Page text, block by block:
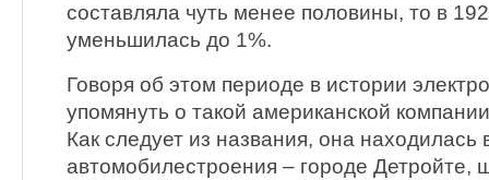
составляла чуть менее половины, то в
уменьшилась до 1%.
Говоря об этом периоде в истории
упомянуть о такой американской
Как следует из названия, она находилась
автомобилестроения – городе Детройте,